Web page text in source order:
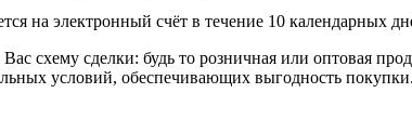
на электронный счёт в течение 10 календарных
сделки: будь то розничная или оптовая
условий, обеспечивающих выгодность покупки.